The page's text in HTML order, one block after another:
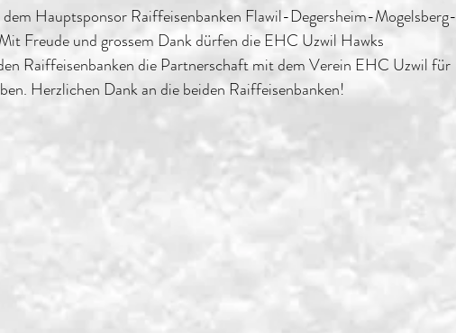
Hauptsponsor Raiffeisenbanken Flawil-Degersheim-Mogelsberg-
Freude und grossem Dank dürfen die EHC Uzwil Hawks
Raiffeisenbanken die Partnerschaft mit dem Verein EHC Uzwil für
Herzlichen Dank an die beiden Raiffeisenbanken!